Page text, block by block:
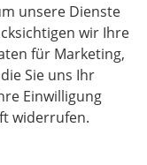
20
Metallic
1372 kg
vorhanden
unsere Dienste
wir Ihre
für Marketing,
Sie uns Ihr
Einwilligung
widerrufen.